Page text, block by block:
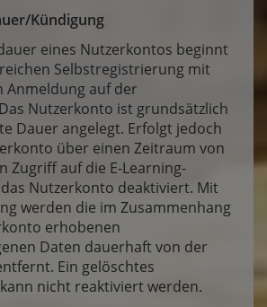
Kündigung
eines Nutzerkontos beginnt
Selbstregistrierung mit
Anmeldung auf der
Nutzerkonto ist grundsätzlich
Dauer angelegt. Erfolgt jedoch
über einen Zeitraum von
Zugriff auf die E-Learning-
Nutzerkonto deaktiviert. Mit
werden die im Zusammenhang
erhobenen
Daten dauerhaft von der
Ein gelöschtes
nicht reaktiviert werden.